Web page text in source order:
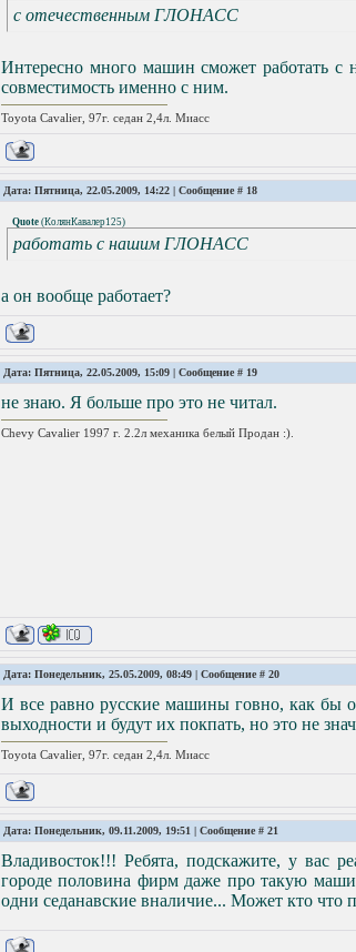
с отечественным ГЛОНАСС
Интересно много машин сможет работать
совместимость именно с ним.
Toyota Cavalier, 97г. седан 2,4л. Миасс
Дата: Пятница, 22.05.2009, 14:22 | Сообщение # 18
Quote (КолянКавалер125)
работать с нашим ГЛОНАСС
а он вообще работает?
Дата: Пятница, 22.05.2009, 15:09 | Сообщение # 19
не знаю. Я больше про это не читал.
Chevy Cavalier 1997 г. 2.2л механика белый Продан :).
Дата: Понедельник, 25.05.2009, 08:49 | Сообщение # 20
И все равно русские машины говно, как бы
выходности и будут их покпать, но это не
Toyota Cavalier, 97г. седан 2,4л. Миасс
Дата: Понедельник, 09.11.2009, 19:51 | Сообщение # 21
Владивосток!!! Ребята, подскажите, у вас
городе половина фирм даже про такую
одни седанавские вналичие... Может кто что